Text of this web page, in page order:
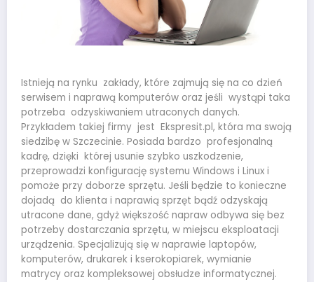
Istnieją na rynku zakłady, które zajmują się na co dzień
serwisem i naprawą komputerów oraz jeśli wystąpi taka
potrzeba odzyskiwaniem utraconych danych.
Przykładem takiej firmy jest Ekspresit.pl, która ma swoją
siedzibę w Szczecinie. Posiada bardzo profesjonalną
kadrę, dzięki której usunie szybko uszkodzenie,
przeprowadzi konfigurację systemu Windows i Linux i
pomoże przy doborze sprzętu. Jeśli będzie to konieczne
dojadą do klienta i naprawią sprzęt bądź odzyskają
utracone dane, gdyż większość napraw odbywa się bez
potrzeby dostarczania sprzętu, w miejscu eksploatacji
urządzenia. Specjalizują się w naprawie laptopów,
komputerów, drukarek i kserokopiarek, wymianie
matrycy oraz kompleksowej obsłudze informatycznej.